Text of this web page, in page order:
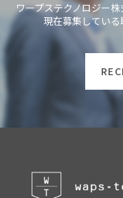
ワープステクノロジー
現在募集している